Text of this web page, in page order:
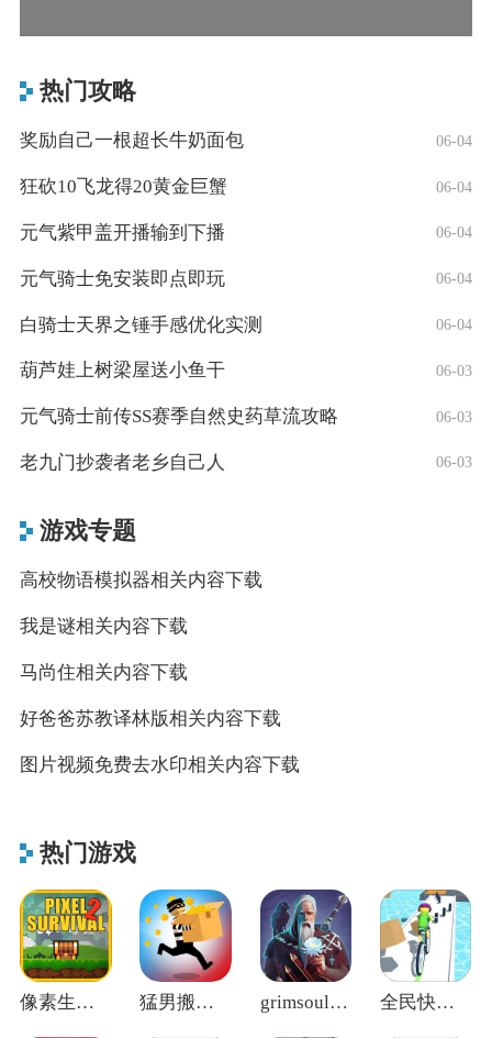
热门攻略
奖励自己一根超长牛奶面包 06-04
狂砍10飞龙得20黄金巨蟹 06-04
元气紫甲盖开播输到下播 06-04
元气骑士免安装即点即玩 06-04
白骑士天界之锤手感优化实测 06-04
葫芦娃上树梁屋送小鱼干 06-03
元气骑士前传SS赛季自然史药草流攻略 06-03
老九门抄袭者老乡自己人 06-03
游戏专题
高校物语模拟器相关内容下载
我是谜相关内容下载
马尚住相关内容下载
好爸爸苏教译林版相关内容下载
图片视频免费去水印相关内容下载
热门游戏
像素生存2官方正版 猛男搬家中文版 grimsoul地球末日中世纪 全民快冲关